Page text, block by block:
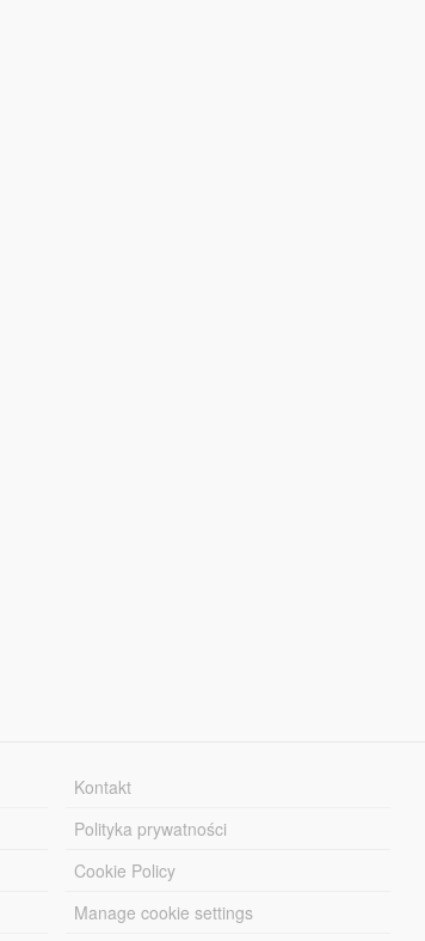
Kontakt
Polityka prywatności
Cookie Policy
Manage cookie settings